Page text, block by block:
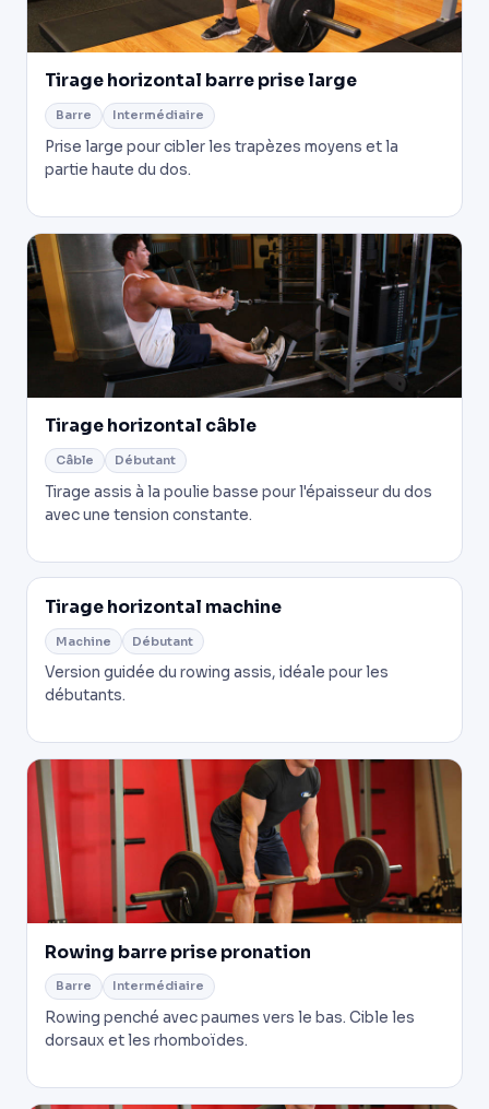
Tirage horizontal barre prise large
Barre Intermédiaire
Prise large pour cibler les trapèzes moyens et la
partie haute du dos.
Tirage horizontal câble
Câble Débutant
Tirage assis à la poulie basse pour l'épaisseur du dos
avec une tension constante.
Tirage horizontal machine
Machine Débutant
Version guidée du rowing assis, idéale pour les
débutants.
Rowing barre prise pronation
Barre Intermédiaire
Rowing penché avec paumes vers le bas. Cible les
dorsaux et les rhomboïdes.